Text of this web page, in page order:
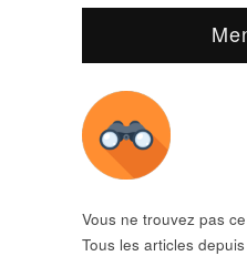
Vous ne trouvez pas
Tous les articles